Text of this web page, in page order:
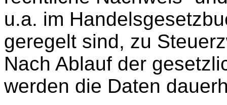
u.a. im
geregelt sind, zu
Nach Ablauf der
werden die Daten